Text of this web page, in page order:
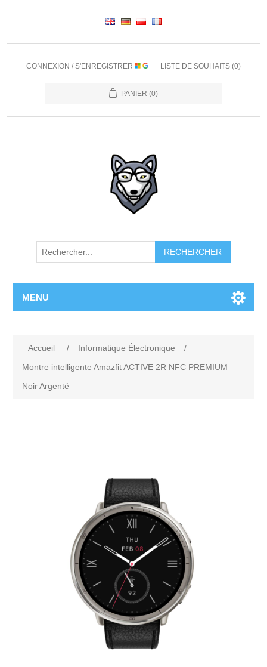
CONNEXION / S'ENREGISTRER LISTE DE SOUHAITS (0)
PANIER (0)
RECHERCHER
MENU
Accueil / Informatique Électronique
/
Montre intelligente Amazfit ACTIVE 2R NFC PREMIUM
Noir Argenté